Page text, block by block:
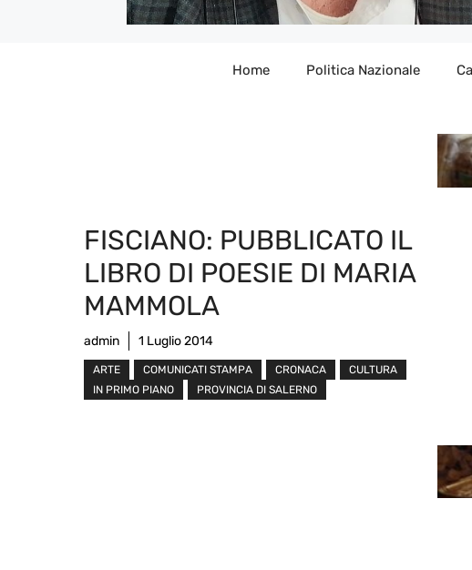
Home Politica Nazionale
FISCIANO: PUBBLICATO IL
LIBRO DI POESIE DI MARIA
MAMMOLA
admin 1 Luglio 2014
ARTE COMUNICATI STAMPA CRONACA
CULTURA
IN PRIMO PIANO
PROVINCIA DI SALERNO